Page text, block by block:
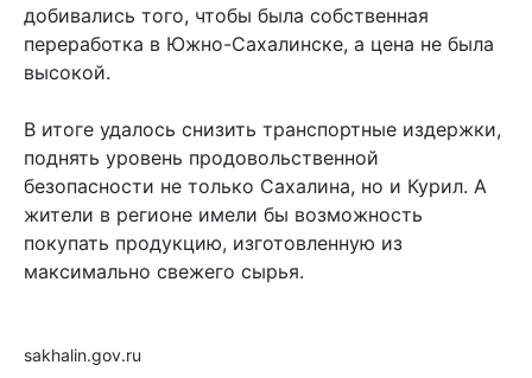
добивались того, чтобы была собственная
переработка в Южно-Сахалинске, а цена не была
высокой.
В итоге удалось снизить транспортные издержки,
поднять уровень продовольственной
безопасности не только Сахалина, но и Курил. А
жители в регионе имели бы возможность
покупать продукцию, изготовленную из
максимально свежего сырья.
sakhalin.gov.ru